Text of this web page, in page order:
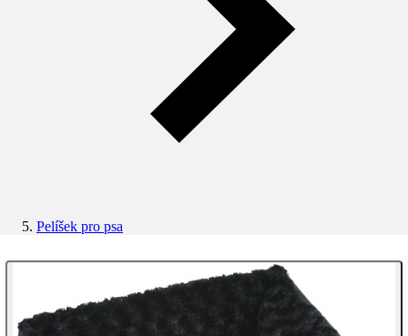
Pelíšek pro psa